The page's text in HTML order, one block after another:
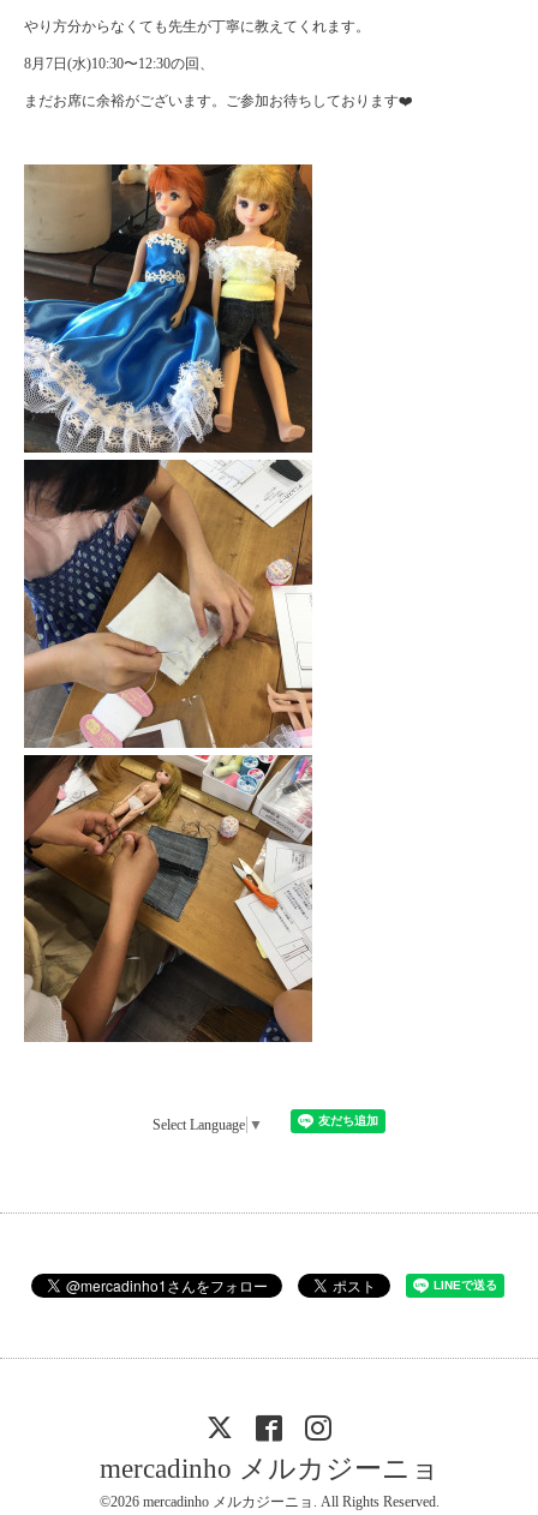
やり方分からなくても先生が丁寧に教えてくれます。
8月7日(水)10:30〜12:30の回、
まだお席に余裕がございます。ご参加お待ちしております❤️
Select Language ▼
mercadinho メルカジーニョ
©2026 mercadinho メルカジーニョ . All Rights Reserved.